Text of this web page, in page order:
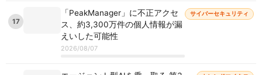
17
「PeakManager」に不正アクセ
ス、約3,300万件の個人情報が漏
えいした可能性
2026/08/07
サイバーセキュリティ